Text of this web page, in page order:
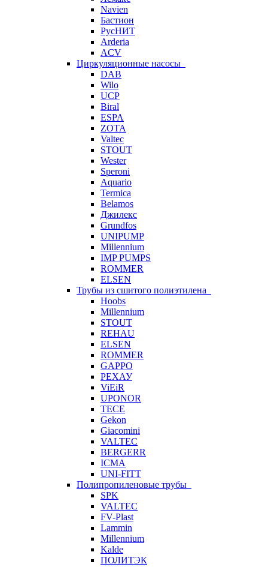
Navien
Бастион
РусНИТ
Arderia
ACV
Циркуляционные насосы
DAB
Wilo
UCP
Biral
ESPA
ZOTA
Valtec
STOUT
Wester
Speroni
Aquario
Termica
Belamos
Джилекс
Grundfos
UNIPUMP
Millennium
IMP PUMPS
ROMMER
ELSEN
Трубы из сшитого полиэтилена
Hoobs
Millennium
STOUT
REHAU
ELSEN
ROMMER
GAPPO
РЕХАУ
ViEiR
UPONOR
TECE
Gekon
Giacomini
VALTEC
BERGERR
ICMA
UNI-FITT
Полипропиленовые трубы
SPK
VALTEC
FV-Plast
Lammin
Millennium
Kalde
ПОЛИТЭК